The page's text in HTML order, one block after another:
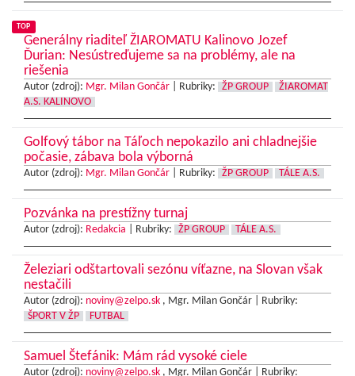
TOP
Generálny riaditeľ ŽIAROMATU Kalinovo Jozef
Ďurian: Nesústreďujeme sa na problémy, ale na
riešenia
Autor (zdroj): Mgr. Milan Gončár Rubriky: ŽP GROUP
ŽIAROMAT
A.S. KALINOVO
Golfový tábor na Táľoch nepokazilo ani chladnejšie
počasie, zábava bola výborná
Autor (zdroj): Mgr. Milan Gončár Rubriky: ŽP GROUP TÁLE A.S.
Pozvánka na prestížny turnaj
Autor (zdroj): Redakcia Rubriky: ŽP GROUP TÁLE A.S.
Železiari odštartovali sezónu víťazne, na Slovan však
nestačili
Autor (zdroj): noviny@zelpo.sk , Mgr. Milan Gončár |
Rubriky:
ŠPORT V ŽP
FUTBAL
Samuel Štefánik: Mám rád vysoké ciele
Autor (zdroj): noviny@zelpo.sk , Mgr. Milan Gončár | Rubriky: